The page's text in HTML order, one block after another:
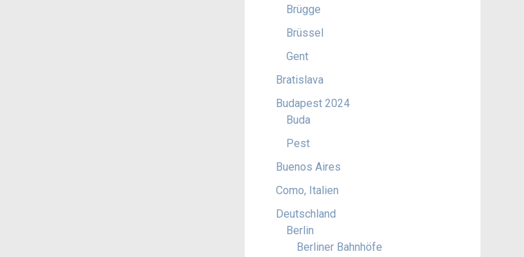
Brügge
Brüssel
Gent
Bratislava
Budapest 2024
Buda
Pest
Buenos Aires
Como, Italien
Deutschland
Berlin
Berliner Bahnhöfe